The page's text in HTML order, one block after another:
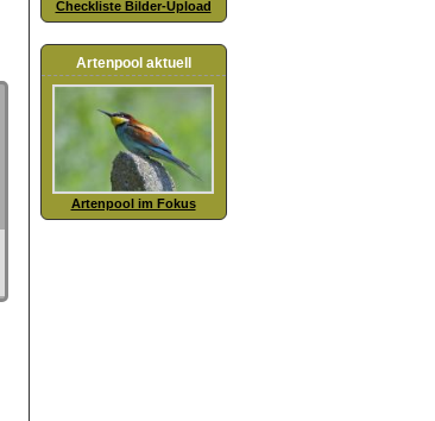
Checkliste Bilder-Upload
Artenpool aktuell
Artenpool im Fokus